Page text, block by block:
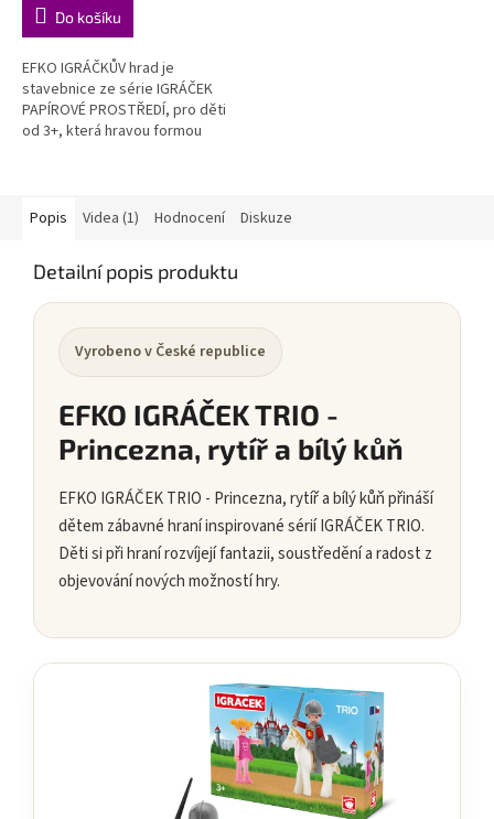
Do košíku
EFKO IGRÁČKŮV hrad je
stavebnice ze série IGRÁČEK
PAPÍROVÉ PROSTŘEDÍ, pro děti
od 3+, která hravou formou
Popis
Videa (1) Hodnocení Diskuze
Detailní popis produktu
Vyrobeno v České republice
EFKO IGRÁČEK TRIO -
Princezna, rytíř a bílý kůň
EFKO IGRÁČEK TRIO - Princezna, rytíř a bílý kůň přináší
dětem zábavné hraní inspirované sérií IGRÁČEK TRIO.
Děti si při hraní rozvíjejí fantazii, soustředění a radost z
objevování nových možností hry.